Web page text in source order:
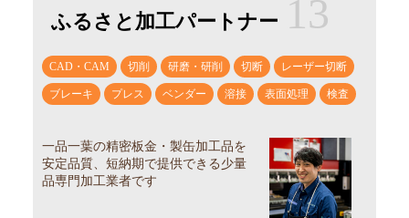
ふるさと加工パートナー 13
CAD・CAM 切削 研磨・研削 切断 レーザー切断
ブレーキ プレス ベンダー 溶接 表面処理 検査
一品一葉の精密板金・製缶加工品を
安定品質、短納期で提供できる少量
品専門加工業者です